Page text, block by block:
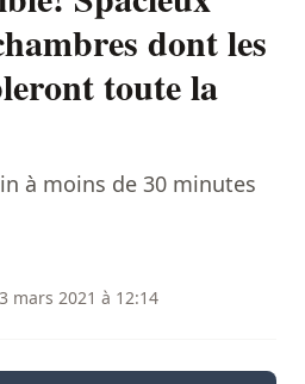
dont les
toute la
à moins de 30 minutes
mars 2021 à 12:14